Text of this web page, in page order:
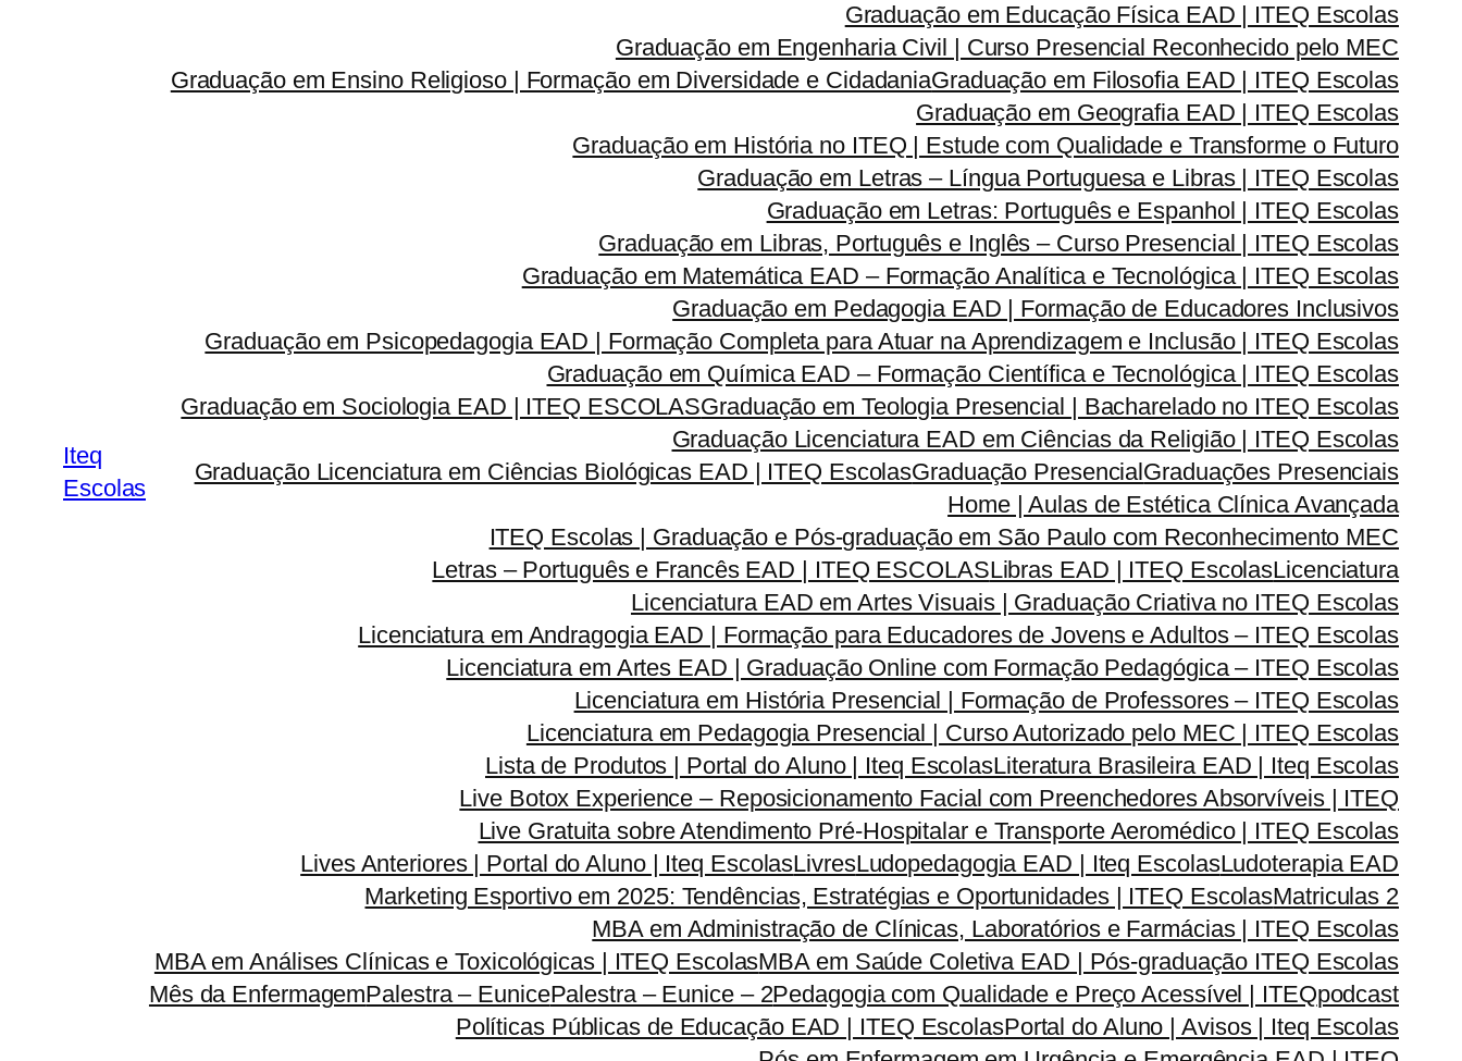
Iteq
Escolas
Graduação em Educação Física EAD | ITEQ Escolas
Graduação em Engenharia Civil | Curso Presencial Reconhecido pelo MEC
Graduação em Ensino Religioso | Formação em Diversidade e CidadaniaGraduação em Filosofia EAD | ITEQ Escolas
Graduação em Geografia EAD | ITEQ Escolas
Graduação em História no ITEQ | Estude com Qualidade e Transforme o Futuro
Graduação em Letras – Língua Portuguesa e Libras | ITEQ Escolas
Graduação em Letras: Português e Espanhol | ITEQ Escolas
Graduação em Libras, Português e Inglês – Curso Presencial | ITEQ Escolas
Graduação em Matemática EAD – Formação Analítica e Tecnológica | ITEQ Escolas
Graduação em Pedagogia EAD | Formação de Educadores Inclusivos
Graduação em Psicopedagogia EAD | Formação Completa para Atuar na Aprendizagem e Inclusão | ITEQ Escolas
Graduação em Química EAD – Formação Científica e Tecnológica | ITEQ Escolas
Graduação em Sociologia EAD | ITEQ ESCOLASGraduação em Teologia Presencial | Bacharelado no ITEQ Escolas
Graduação Licenciatura EAD em Ciências da Religião | ITEQ Escolas
Graduação Licenciatura em Ciências Biológicas EAD | ITEQ EscolasGraduação PresencialGraduações Presenciais
Home | Aulas de Estética Clínica Avançada
ITEQ Escolas | Graduação e Pós-graduação em São Paulo com Reconhecimento MEC
Letras – Português e Francês EAD | ITEQ ESCOLASLibras EAD | ITEQ EscolasLicenciatura
Licenciatura EAD em Artes Visuais | Graduação Criativa no ITEQ Escolas
Licenciatura em Andragogia EAD | Formação para Educadores de Jovens e Adultos – ITEQ Escolas
Licenciatura em Artes EAD | Graduação Online com Formação Pedagógica – ITEQ Escolas
Licenciatura em História Presencial | Formação de Professores – ITEQ Escolas
Licenciatura em Pedagogia Presencial | Curso Autorizado pelo MEC | ITEQ Escolas
Lista de Produtos | Portal do Aluno | Iteq EscolasLiteratura Brasileira EAD | Iteq Escolas
Live Botox Experience – Reposicionamento Facial com Preenchedores Absorvíveis | ITEQ
Live Gratuita sobre Atendimento Pré-Hospitalar e Transporte Aeromédico | ITEQ Escolas
Lives Anteriores | Portal do Aluno | Iteq EscolasLivresLudopedagogia EAD | Iteq EscolasLudoterapia EAD
Marketing Esportivo em 2025: Tendências, Estratégias e Oportunidades | ITEQ EscolasMatriculas 2
MBA em Administração de Clínicas, Laboratórios e Farmácias | ITEQ Escolas
MBA em Análises Clínicas e Toxicológicas | ITEQ EscolasMBA em Saúde Coletiva EAD | Pós-graduação ITEQ Escolas
Mês da EnfermagemPalestra – EunicePalestra – Eunice – 2Pedagogia com Qualidade e Preço Acessível | ITEQpodcast
Políticas Públicas de Educação EAD | ITEQ EscolasPortal do Aluno | Avisos | Iteq Escolas